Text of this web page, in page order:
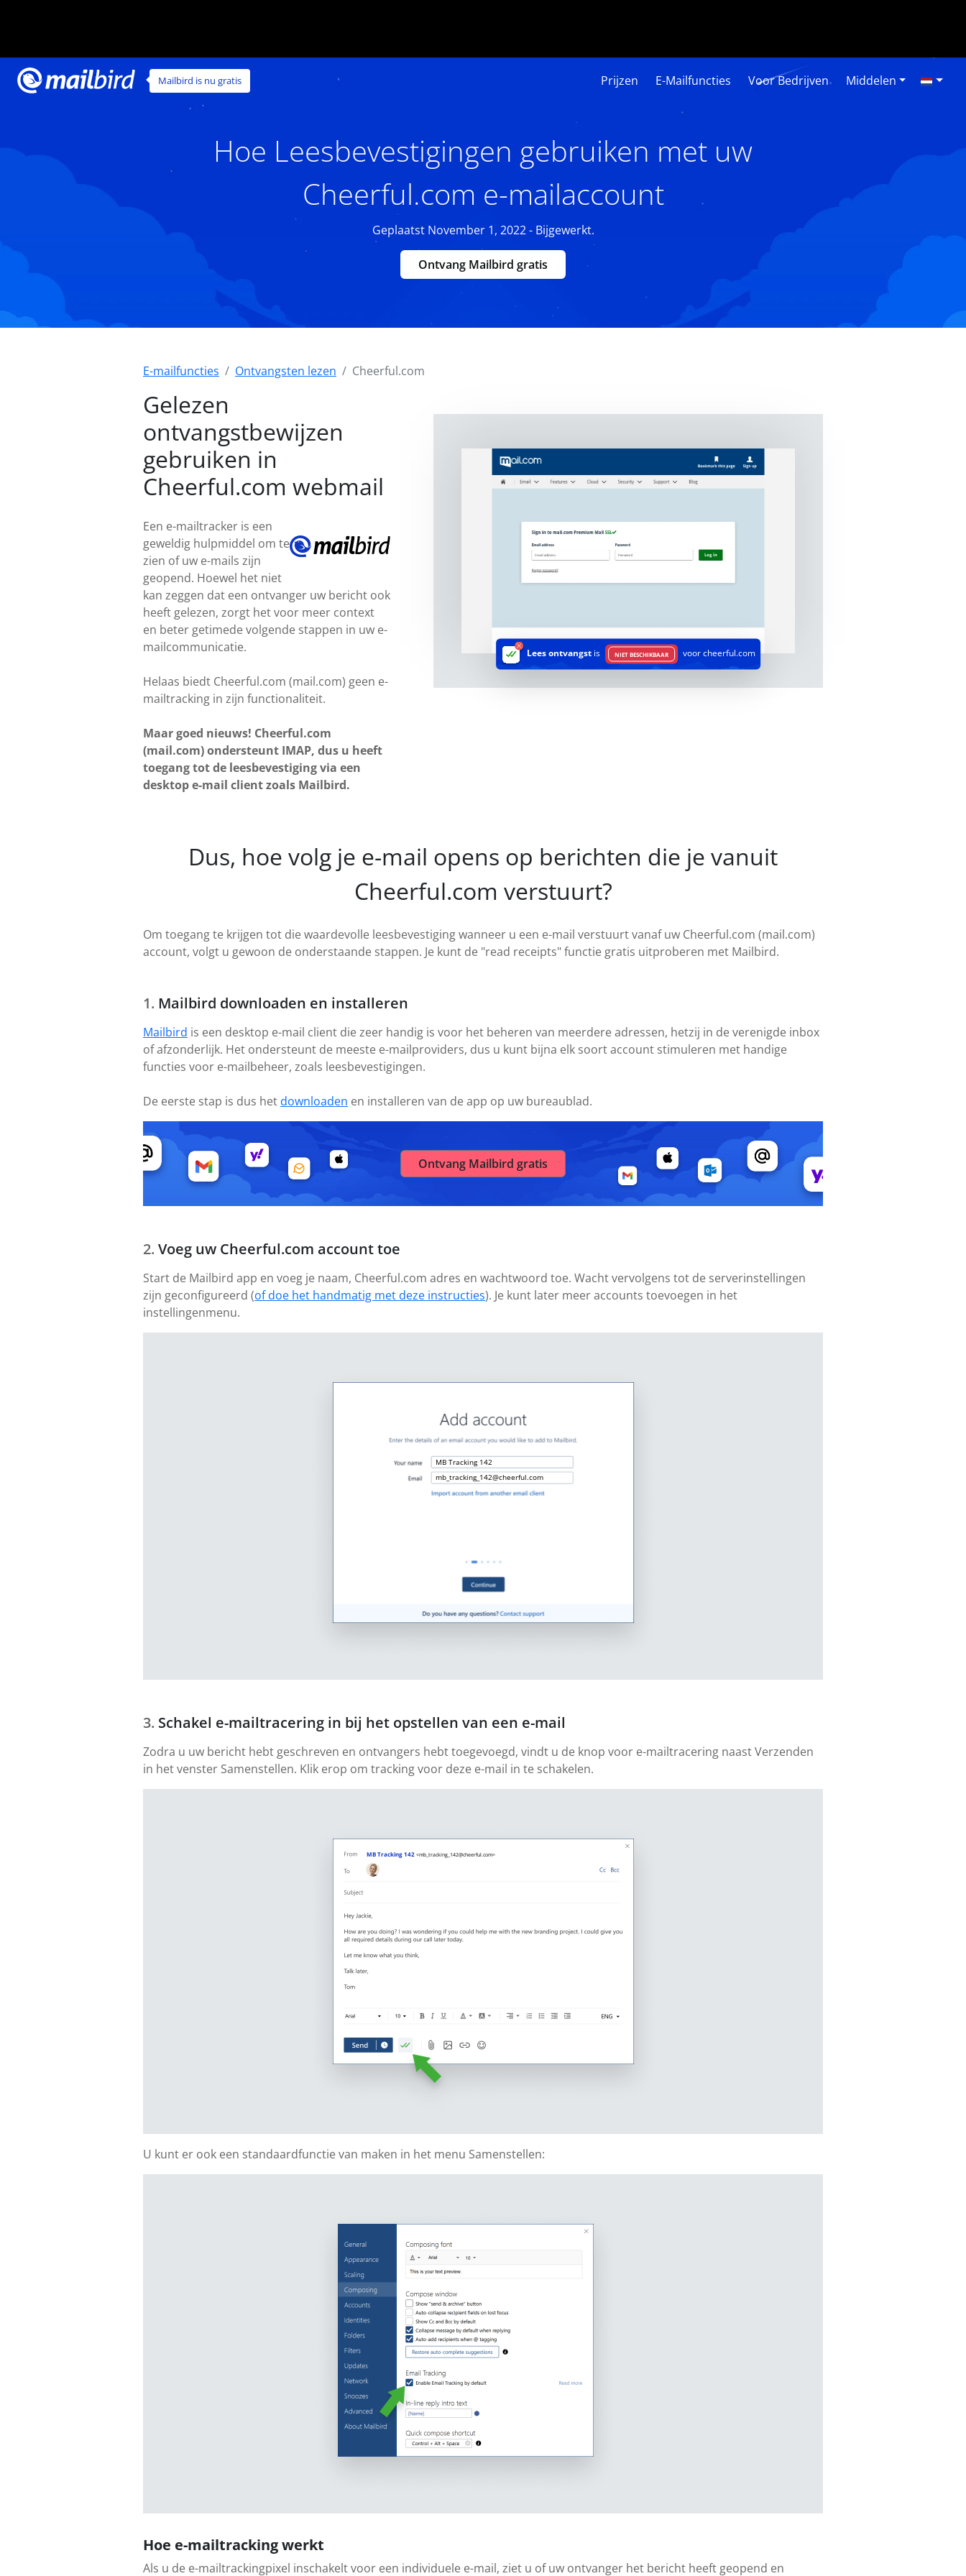
Mailbird is nu gratis Prijzen E-Mailfuncties Voor Bedrijven Middelen
Hoe Leesbevestigingen gebruiken met uw
Cheerful.com e-mailaccount
Geplaatst November 1, 2022 - Bijgewerkt.
Ontvang Mailbird gratis
E-mailfuncties Ontvangsten lezen Cheerful.com
Gelezen
ontvangstbewijzen
gebruiken in
Cheerful.com webmail
Een e-mailtracker is een
geweldig hulpmiddel om te
zien of uw e-mails zijn
geopend. Hoewel het niet
kan zeggen dat een ontvanger uw bericht ook
heeft gelezen, zorgt het voor meer context
en beter getimede volgende stappen in uw e-
mailcommunicatie.
Helaas biedt Cheerful.com (mail.com) geen e-
mailtracking in zijn functionaliteit.
Maar goed nieuws! Cheerful.com
(mail.com) ondersteunt IMAP, dus u heeft
toegang tot de leesbevestiging via een
desktop e-mail client zoals Mailbird.
Lees ontvangst is NIET BESCHIKBAAR voor cheerful.com
Dus, hoe volg je e-mail opens op berichten die je vanuit
Cheerful.com verstuurt?
Om toegang te krijgen tot die waardevolle leesbevestiging wanneer u een e-mail verstuurt vanaf uw Cheerful.com (mail.com)
account, volgt u gewoon de onderstaande stappen. Je kunt de "read receipts" functie gratis uitproberen met Mailbird.
Mailbird downloaden en installeren
Mailbird is een desktop e-mail client die zeer handig is voor het beheren van meerdere adressen, hetzij in de verenigde inbox
of afzonderlijk. Het ondersteunt de meeste e-mailproviders, dus u kunt bijna elk soort account stimuleren met handige
functies voor e-mailbeheer, zoals leesbevestigingen.
De eerste stap is dus het downloaden en installeren van de app op uw bureaublad.
Ontvang Mailbird gratis
Voeg uw Cheerful.com account toe
Start de Mailbird app en voeg je naam, Cheerful.com adres en wachtwoord toe. Wacht vervolgens tot de serverinstellingen
zijn geconfigureerd (of doe het handmatig met deze instructies). Je kunt later meer accounts toevoegen in het
instellingenmenu.
MB Tracking 142
mb_tracking_142@cheerful.com
Schakel e-mailtracering in bij het opstellen van een e-mail
Zodra u uw bericht hebt geschreven en ontvangers hebt toegevoegd, vindt u de knop voor e-mailtracering naast Verzenden
in het venster Samenstellen. Klik erop om tracking voor deze e-mail in te schakelen.
MB Tracking 142 <mb_tracking_142@cheerful.com>
U kunt er ook een standaardfunctie van maken in het menu Samenstellen:
Hoe e-mailtracking werkt
Als u de e-mailtrackingpixel inschakelt voor een individuele e-mail, ziet u of uw ontvanger het bericht heeft geopend en